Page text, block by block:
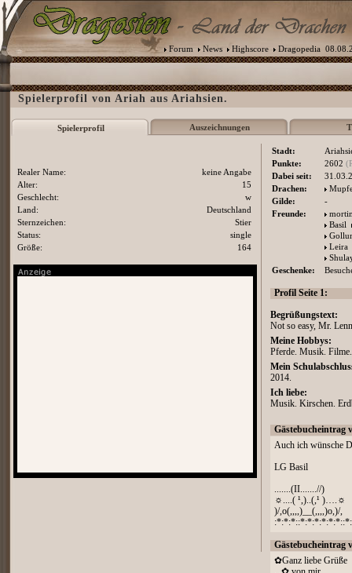
Forum News Highscore Dragopedia
Spielerprofil von Ariah aus Ariahsien.
Spielerprofil Auszeichnungen
Stadt:
Punkte:
2602
Dabei seit:
Drachen:
Gilde:
-
Freunde:
Basil
Leira
Geschenke:
Profil Seite 1:
Begrüßungstext:
Not so easy, Mr.
Meine Hobbys:
Pferde. Musik.
Mein
2014.
Ich liebe:
Musik. Kirschen.
Gästebucheintrag
Auch ich wünsche
LG Basil
.......(II.......//)
☼....( ¹,)..(,¹ )….☼
)/,o(,,,,)__(,,,,)o,)/,
Gästebucheintrag
✿Ganz liebe Grüße
Realer Name:
keine Angabe
Alter:
15
Geschlecht:
w
Land:
Deutschland
Sternzeichen:
Stier
Status:
single
Größe:
164